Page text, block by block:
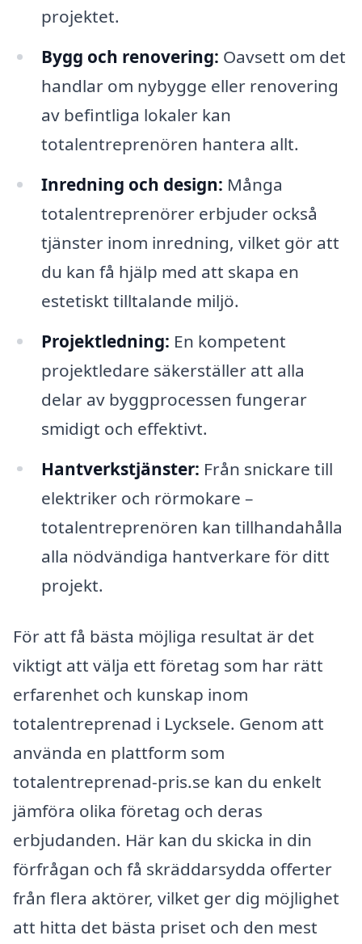
projektet.
Bygg och renovering: Oavsett om det
handlar om nybygge eller renovering
av befintliga lokaler kan
totalentreprenören hantera allt.
Inredning och design: Många
totalentreprenörer erbjuder också
tjänster inom inredning, vilket gör att
du kan få hjälp med att skapa en
estetiskt tilltalande miljö.
Projektledning: En kompetent
projektledare säkerställer att alla
delar av byggprocessen fungerar
smidigt och effektivt.
Hantverkstjänster: Från snickare till
elektriker och rörmokare –
totalentreprenören kan tillhandahålla
alla nödvändiga hantverkare för ditt
projekt.
För att få bästa möjliga resultat är det
viktigt att välja ett företag som har rätt
erfarenhet och kunskap inom
totalentreprenad i Lycksele. Genom att
använda en plattform som
totalentreprenad-pris.se kan du enkelt
jämföra olika företag och deras
erbjudanden. Här kan du skicka in din
förfrågan och få skräddarsydda offerter
från flera aktörer, vilket ger dig möjlighet
att hitta det bästa priset och den mest